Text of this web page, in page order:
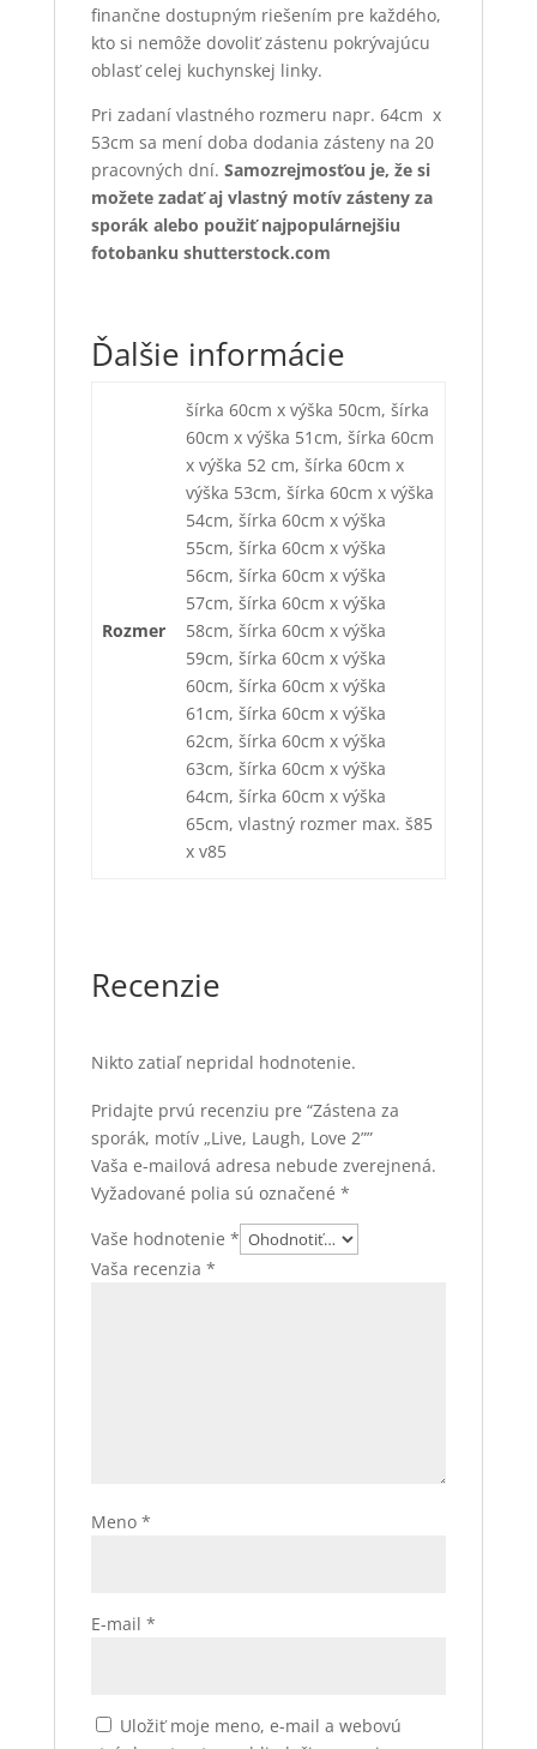
finančne dostupným riešením pre každého,
kto si nemôže dovoliť zástenu pokrývajúcu
oblasť celej kuchynskej linky.
Pri zadaní vlastného rozmeru napr. 64cm x
53cm sa mení doba dodania zásteny na 20
pracovných dní. Samozrejmosťou je, že si
možete zadať aj vlastný motív zásteny za
sporák alebo použiť najpopulárnejšiu
fotobanku shutterstock.com
Ďalšie informácie
Rozmer
šírka 60cm x výška 50cm, šírka
60cm x výška 51cm, šírka 60cm
x výška 52 cm, šírka 60cm x
výška 53cm, šírka 60cm x výška
54cm, šírka 60cm x výška
55cm, šírka 60cm x výška
56cm, šírka 60cm x výška
57cm, šírka 60cm x výška
58cm, šírka 60cm x výška
59cm, šírka 60cm x výška
60cm, šírka 60cm x výška
61cm, šírka 60cm x výška
62cm, šírka 60cm x výška
63cm, šírka 60cm x výška
64cm, šírka 60cm x výška
65cm, vlastný rozmer max. š85
x v85
Recenzie
Nikto zatiaľ nepridal hodnotenie.
Pridajte prvú recenziu pre “Zástena za
sporák, motív „Live, Laugh, Love 2””
Vaša e-mailová adresa nebude zverejnená.
Vyžadované polia sú označené *
Vaše hodnotenie *
Vaša recenzia *
Meno *
E-mail *
Uložiť moje meno, e-mail a webovú